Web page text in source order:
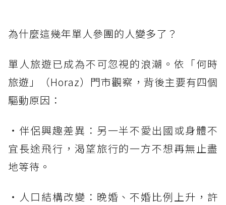
為什麼這幾年單人參團的人變多了？
單人旅遊已成為不可忽視的浪潮。依「何時
旅遊」（Horaz）門市觀察，背後主要有四個
驅動原因：
・伴侶興趣差異：另一半不愛出國或身體不
宜長途飛行，渴望旅行的一方不想再無止盡
地等待。
・人口結構改變：晚婚、不婚比例上升，許